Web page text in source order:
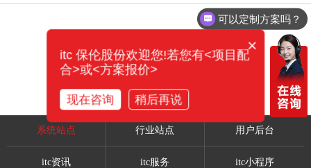
系统站点 行业站点 用户后台
itc资讯 itc服务 itc小程序
可以定制方案吗？
×
itc 保伦股份欢迎您!若您有<项目配
合>或<方案报价>
现在咨询 稍后再说